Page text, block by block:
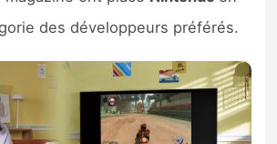
des développeurs préférés.